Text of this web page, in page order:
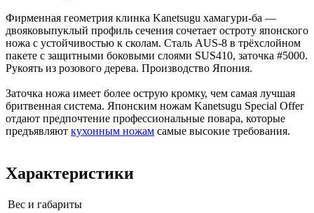
Фирменная геометрия клинка Kanetsugu хамагури-ба —
двояковыпуклый профиль сечения сочетает остроту японского
ножа с устойчивостью к сколам. Сталь AUS-8 в трёхслойном
пакете с защитными боковыми слоями SUS410, заточка #5000.
Рукоять из розового дерева. Производство Япония.
Заточка ножа имеет более острую кромку, чем самая лучшая
бритвенная система. Японским ножам Kanetsugu Special Offer
отдают предпочтение профессиональные повара, которые
предъявляют кухонным ножам самые высокие требования.
Характеристики
Вес и габариты